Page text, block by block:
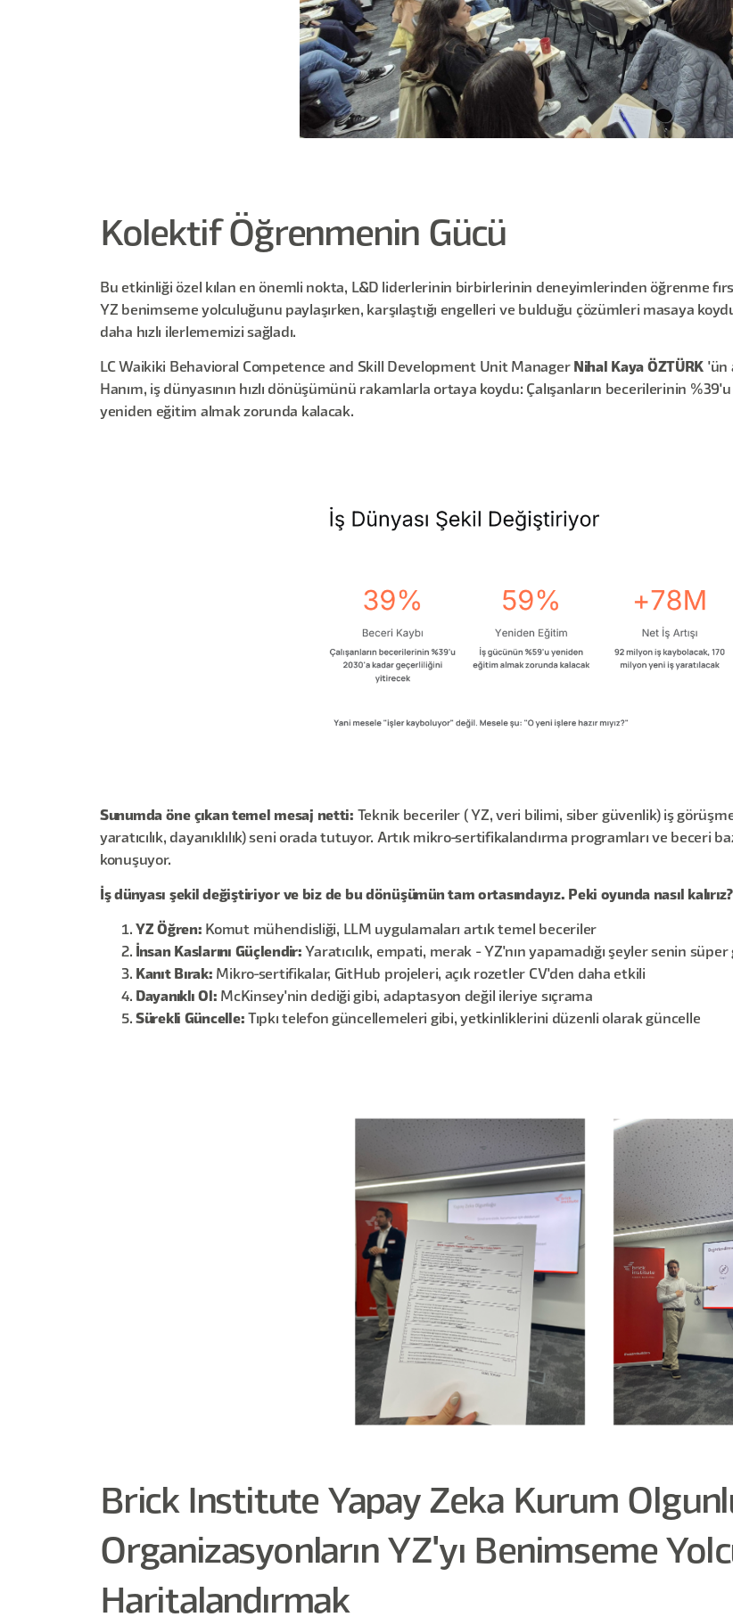
Kolektif Öğrenmenin Gücü
Bu etkinliği özel kılan en önemli nokta, L&D liderlerinin birbirlerinin deneyimlerinden öğrenme
YZ benimseme yolculuğunu paylaşırken, karşılaştığı engelleri ve bulduğu çözümleri masaya
daha hızlı ilerlememizi sağladı.
LC Waikiki Behavioral Competence and Skill Development Unit Manager Nihal Kaya ÖZTÜRK 'ün
Hanım, iş dünyasının hızlı dönüşümünü rakamlarla ortaya koydu: Çalışanların becerilerinin
yeniden eğitim almak zorunda kalacak.
Sunumda öne çıkan temel mesaj netti: Teknik beceriler ( YZ, veri bilimi, siber güvenlik) iş
yaratıcılık, dayanıklılık) seni orada tutuyor. Artık mikro-sertifikalandırma programları ve beceri
konuşuyor.
İş dünyası şekil değiştiriyor ve biz de bu dönüşümün tam ortasındayız. Peki oyunda nasıl
YZ Öğren: Komut mühendisliği, LLM uygulamaları artık temel beceriler
İnsan Kaslarını Güçlendir: Yaratıcılık, empati, merak - YZ'nın yapamadığı şeyler senin süper
Kanıt Bırak: Mikro-sertifikalar, GitHub projeleri, açık rozetler CV'den daha etkili
Dayanıklı Ol: McKinsey'nin dediği gibi, adaptasyon değil ileriye sıçrama
Sürekli Güncelle: Tıpkı telefon güncellemeleri gibi, yetkinliklerini düzenli olarak güncelle
Brick Institute Yapay Zeka Kurum
Organizasyonların YZ'yı Benimseme
Haritalandırmak